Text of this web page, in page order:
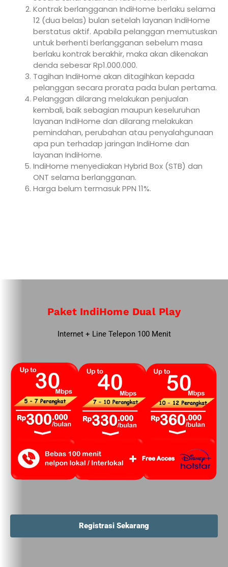
Kontrak berlangganan IndiHome berlaku selama
12 (dua belas) bulan setelah layanan IndiHome
berstatus aktif. Apabila pelanggan memutuskan
untuk berhenti berlangganan sebelum masa
berlaku kontrak berakhir, maka akan dikenakan
denda sebesar Rp1.000.000.
Tagihan IndiHome akan ditagihkan kepada
pelanggan secara prorata pada bulan pertama.
Pelanggan dilarang melakukan penjualan
kembali, baik sebagian maupun keseluruhan
layanan IndiHome dan dilarang melakukan
pemindahan, perubahan atau penyalahgunaan
apa pun terhadap jaringan IndiHome dan
layanan IndiHome.
IndiHome menyediakan Hybrid Box (STB) dan
ONT selama berlangganan.
Harga belum termasuk PPN 11%.
Paket IndiHome Dual Play
Internet + Line Telepon 100 Menit
Registrasi Sekarang